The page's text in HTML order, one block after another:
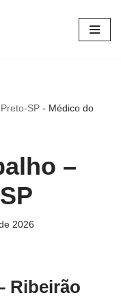
SP - Médico do
–
2026
Ribeirão